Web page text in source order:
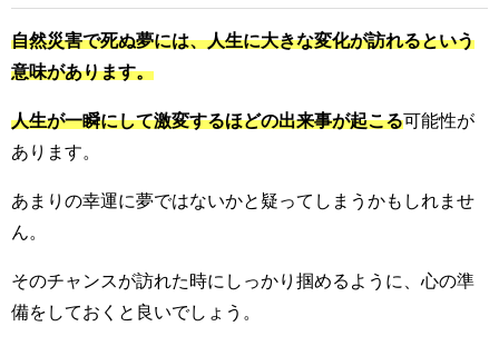
自然災害で死ぬ夢には、人生に大きな変化が訪れるという
意味があります。
人生が一瞬にして激変するほどの出来事が起こる可能性が
あります。
あまりの幸運に夢ではないかと疑ってしまうかもしれませ
ん。
そのチャンスが訪れた時にしっかり掴めるように、心の準
備をしておくと良いでしょう。